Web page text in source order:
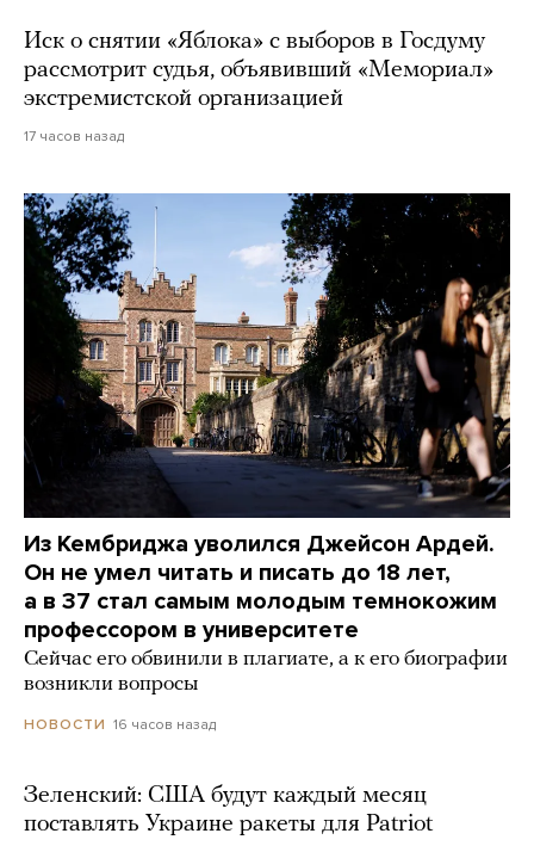
Иск о снятии «Яблока» с выборов в Госдуму
рассмотрит судья, объявивший «Мемориал»
экстремистской организацией
17 часов назад
Из Кембриджа уволился Джейсон Ардей.
Он не умел читать и писать до 18 лет,
а в 37 стал самым молодым темнокожим
профессором в университете
Сейчас его обвинили в плагиате, а к его биографии
возникли вопросы
НОВОСТИ 16 часов назад
Зеленский: США будут каждый месяц
поставлять Украине ракеты для Patriot